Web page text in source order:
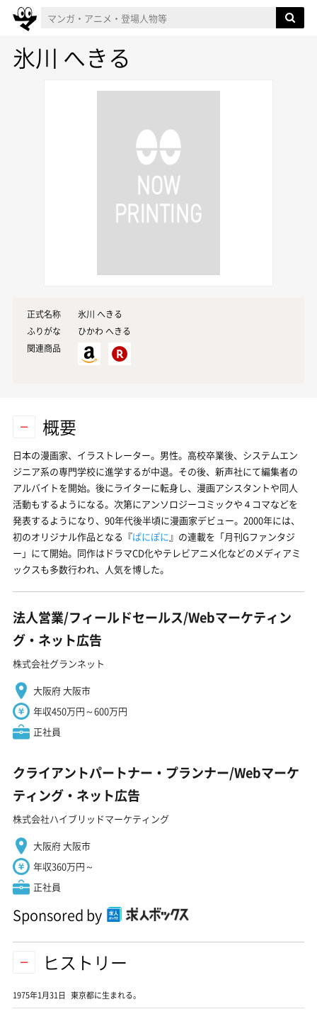
氷川 へきる
正式名称
氷川 へきる
ふりがな
ひかわ へきる
関連商品
概要
日本の漫画家、イラストレーター。男性。高校卒業後、システムエン
ジニア系の専門学校に進学するが中退。その後、新声社にて編集者の
アルバイトを開始。後にライターに転身し、漫画アシスタントや同人
活動もするようになる。次第にアンソロジーコミックや４コマなどを
発表するようになり、90年代後半頃に漫画家デビュー。2000年には、
初のオリジナル作品となる『ぱにぽに』の連載を「月刊Gファンタジ
ー」にて開始。同作はドラマCD化やテレビアニメ化などのメディアミ
ックスも多数行われ、人気を博した。
法人営業/フィールドセールス/Webマーケティン
グ・ネット広告
株式会社グランネット
大阪府 大阪市
年収450万円～600万円
正社員
クライアントパートナー・プランナー/Webマーケ
ティング・ネット広告
株式会社ハイブリッドマーケティング
大阪府 大阪市
年収360万円～
正社員
Sponsored by
ヒストリー
1975年1月31日 東京都に生まれる。